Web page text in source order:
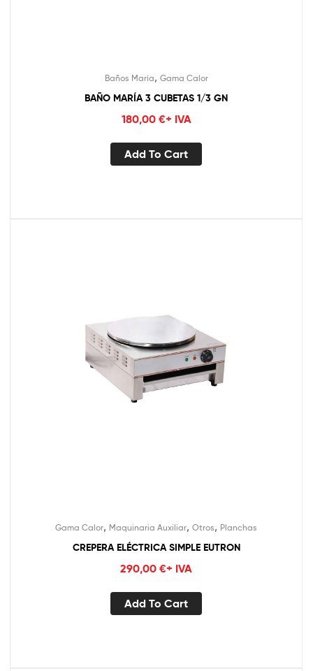
Baños María, Gama Calor
BAÑO MARÍA 3 CUBETAS 1/3 GN
180,00 €+ IVA
Add To Cart
Gama Calor, Maquinaria Auxiliar, Otros, Planchas
CREPERA ELÉCTRICA SIMPLE EUTRON
290,00 €+ IVA
Add To Cart